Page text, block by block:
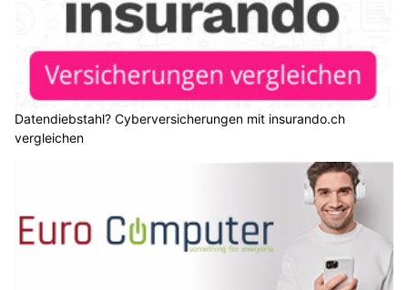
Datendiebstahl? Cyberversicherungen mit insurando.ch
vergleichen